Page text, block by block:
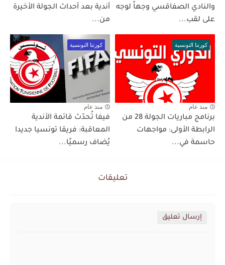
والنادي الصفاقسي وجهاً لوجه
على لقب...
أندية بعد أحداث الجولة الأخيرة
من...
كورتنا التونسية
منذ عام
برنامج مباريات الجولة 28 من
الرابطة الأولى: مواجهات
حاسمة في...
كورتنا التونسية
منذ عام
فيفا تُحدّث قائمة الأندية
المعاقبة: فريقا تونسيا جديدا
يُضاف رسميًا...
تعليقات
إرسال تعليق